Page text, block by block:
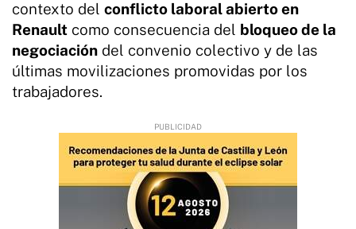
contexto del conflicto laboral abierto en
Renault como consecuencia del bloqueo de la
negociación del convenio colectivo y de las
últimas movilizaciones promovidas por los
trabajadores.